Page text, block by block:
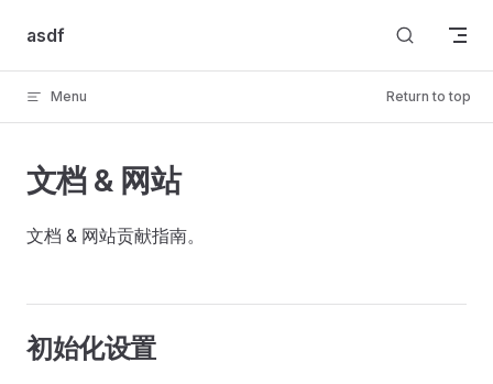
Skip to content
asdf
Menu Return to top
文档 & 网站
文档 & 网站贡献指南。
初始化设置